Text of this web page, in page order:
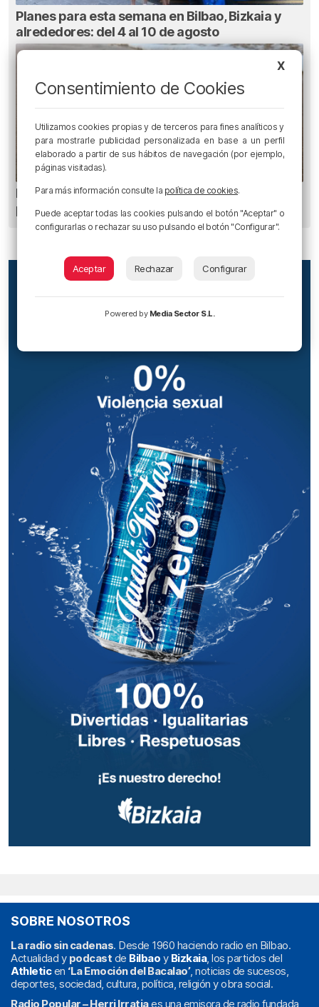
Planes para esta semana en Bilbao, Bizkaia y
alrededores: del 4 al 10 de agosto
Euskadi registra 27 picaduras de carabela
portuguesa
SOBRE NOSOTROS
La radio sin cadenas. Desde 1960 haciendo radio en Bilbao.
Actualidad y podcast de Bilbao y Bizkaia, los partidos del
Athleticen ‘La Emoción del Bacalao’, noticias de sucesos,
deportes, sociedad, cultura, política, religión y obra social.
Radio Popular – Herri Irratiaes una emisora de radio fundada
X
Consentimiento de Cookies
Utilizamos cookies propias y de terceros para fines analíticos y
para mostrarle publicidad personalizada en base a un perfil
elaborado a partir de sus hábitos de navegación (por ejemplo,
páginas visitadas).
Para más información consulte la política de cookies.
Puede aceptar todas las cookies pulsando el botón "Aceptar" o
configurarlas o rechazar su uso pulsando el botón "Configurar".
Aceptar Rechazar Configurar
Powered by Media Sector S.L.